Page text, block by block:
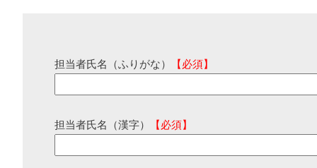
担当者氏名（ふりがな） 【必須】
担当者氏名（漢字） 【必須】